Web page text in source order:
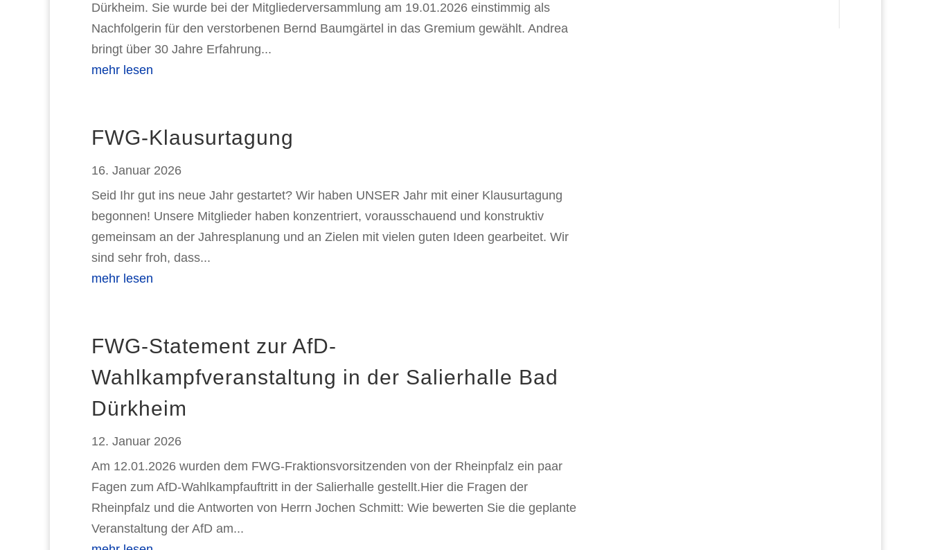
Dürkheim. Sie wurde bei der Mitgliederversammlung am 19.01.2026 einstimmig als
Nachfolgerin für den verstorbenen Bernd Baumgärtel in das Gremium gewählt. Andrea
bringt über 30 Jahre Erfahrung...
mehr lesen
FWG-Klausurtagung
16. Januar 2026
Seid Ihr gut ins neue Jahr gestartet? Wir haben UNSER Jahr mit einer Klausurtagung
begonnen! Unsere Mitglieder haben konzentriert, vorausschauend und konstruktiv
gemeinsam an der Jahresplanung und an Zielen mit vielen guten Ideen gearbeitet. Wir
sind sehr froh, dass...
mehr lesen
FWG-Statement zur AfD-
Wahlkampfveranstaltung in der Salierhalle Bad
Dürkheim
12. Januar 2026
Am 12.01.2026 wurden dem FWG-Fraktionsvorsitzenden von der Rheinpfalz ein paar
Fagen zum AfD-Wahlkampfauftritt in der Salierhalle gestellt.Hier die Fragen der
Rheinpfalz und die Antworten von Herrn Jochen Schmitt: Wie bewerten Sie die geplante
Veranstaltung der AfD am...